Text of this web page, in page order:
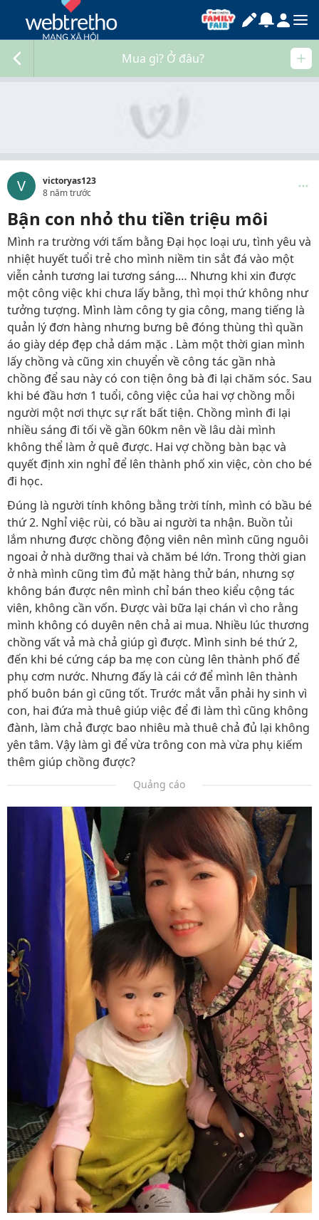
Mua gì? Ở đâu?
V
victoryas123
8 năm trước
Bận con nhỏ thu tiền triệu môi
Mình ra trường với tấm bằng Đại học loại ưu, tình yêu và
nhiệt huyết tuổi trẻ cho mình niềm tin sắt đá vào một
viễn cảnh tương lai tương sáng.… Nhưng khi xin được
một công việc khi chưa lấy bằng, thì mọi thứ không như
tưởng tượng. Mình làm công ty gia công, mang tiếng là
quản lý đơn hàng nhưng bưng bê đóng thùng thì quần
áo giày dép đẹp chả dám mặc . Làm một thời gian mình
lấy chồng và cũng xin chuyển về công tác gần nhà
chồng để sau này có con tiện ông bà đi lại chăm sóc. Sau
khi bé đầu hơn 1 tuổi, công việc của hai vợ chồng mỗi
người một nơi thực sự rất bất tiện. Chồng mình đi lại
nhiều sáng đi tối về gần 60km nên về lâu dài mình
không thể làm ở quê được. Hai vợ chồng bàn bạc và
quyết định xin nghỉ để lên thành phố xin việc, còn cho bé
đi học.
Đúng là người tính không bằng trời tính, mình có bầu bé
thứ 2. Nghỉ việc rùi, có bầu ai người ta nhận. Buồn tủi
lắm nhưng được chồng động viên nên mình cũng nguôi
ngoai ở nhà dưỡng thai và chăm bé lớn. Trong thời gian
ở nhà mình cũng tìm đủ mặt hàng thử bán, nhưng sợ
không bán được nên mình chỉ bán theo kiểu cộng tác
viên, không cần vốn. Được vài bữa lại chán vì cho rằng
mình không có duyên nên chả ai mua. Nhiều lúc thương
chồng vất vả mà chả giúp gì được. Mình sinh bé thứ 2,
đến khi bé cứng cáp ba mẹ con cùng lên thành phố để
phụ cơm nước. Nhưng đấy là cái cớ để mình lên thành
phố buôn bán gì cũng tốt. Trước mắt vẫn phải hy sinh vì
con, hai đứa mà thuê giúp việc để đi làm thì cũng không
đành, làm chả được bao nhiêu mà thuê chả đủ lại không
yên tâm. Vậy làm gì để vừa trông con mà vừa phụ kiếm
thêm giúp chồng được?
Quảng cáo